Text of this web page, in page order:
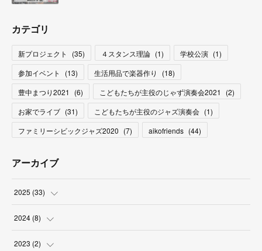
カテゴリ
新プロジェクト (35) ４スタンス理論 (1) 学校公演 (1)
参加イベント
(13) 生活用品で楽器作り (18)
豊中まつり2021
(6) こどもたちが主役のじゃず演奏会2021 (2)
お家でライブ (31) こどもたちが主役のジャズ演奏会 (1)
ファミリーシビックジャズ2020 (7) aikofriends (44)
アーカイブ
2025 (33)
( )
( )
2024 (8)
( )
2023 (2)